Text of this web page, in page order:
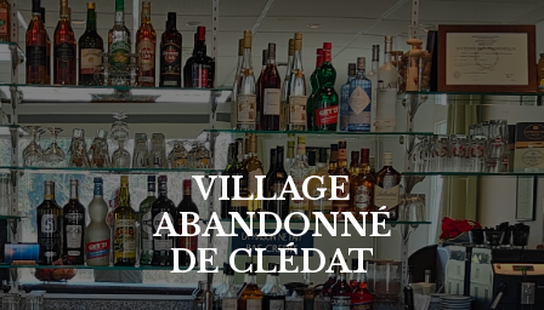
VILLAGE
ABANDONNÉ
DE CLÉDAT